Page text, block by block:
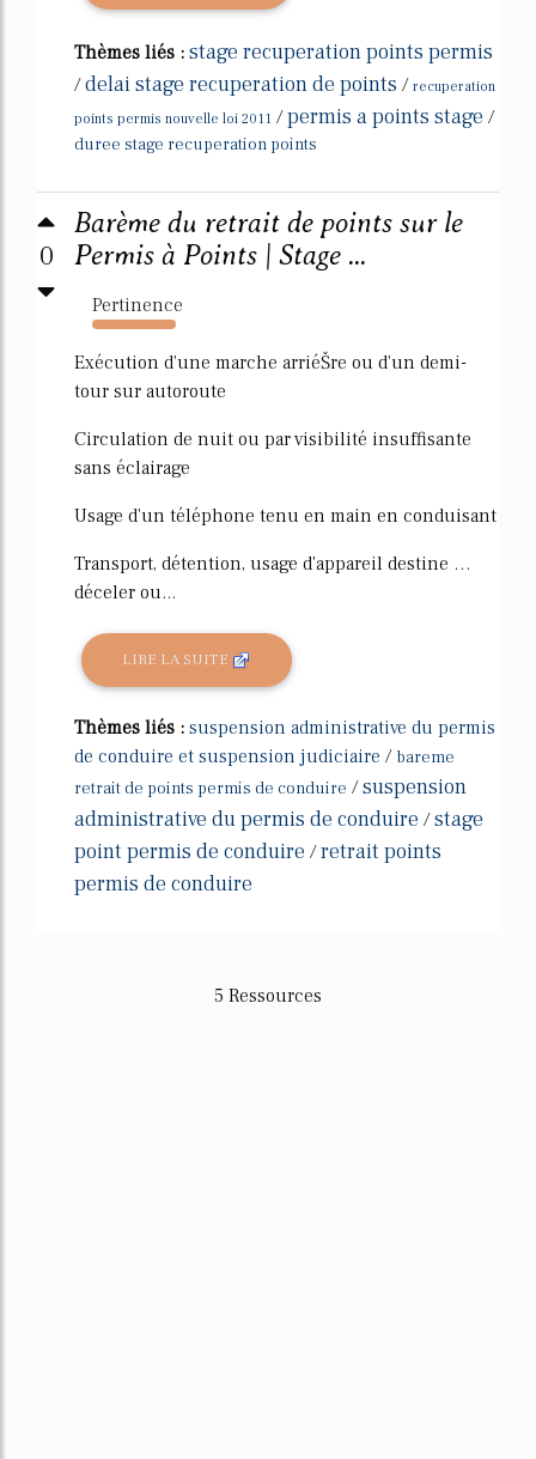
Thèmes liés : stage recuperation points permis
/delai stage recuperation de points / recuperation
points permis nouvelle loi 2011 /permis a points stage /
duree stage recuperation points
0
Barème du retrait de points sur le
Permis à Points | Stage ...
Pertinence
663%
Exécution d'une marche arriéŠre ou d'un demi-
tour sur autoroute
Circulation de nuit ou par visibilité insuffisante
sans éclairage
Usage d'un téléphone tenu en main en conduisant
Transport, détention, usage d'appareil destine …
déceler ou...
LIRE LA SUITE
Thèmes liés : suspension administrative du permis
de conduire et suspension judiciaire / bareme
retrait de points permis de conduire /suspension
administrative du permis de conduire /stage
point permis de conduire /retrait points
permis de conduire
5 Ressources